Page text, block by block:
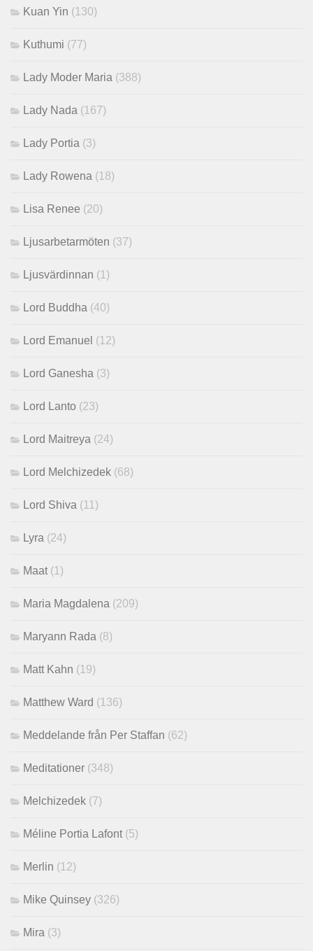
Kuan Yin (130)
Kuthumi (77)
Lady Moder Maria (388)
Lady Nada (167)
Lady Portia (3)
Lady Rowena (18)
Lisa Renee (20)
Ljusarbetarmöten (37)
Ljusvärdinnan (1)
Lord Buddha (40)
Lord Emanuel (12)
Lord Ganesha (3)
Lord Lanto (23)
Lord Maitreya (24)
Lord Melchizedek (68)
Lord Shiva (11)
Lyra (24)
Maat (1)
Maria Magdalena (209)
Maryann Rada (8)
Matt Kahn (19)
Matthew Ward (136)
Meddelande från Per Staffan (62)
Meditationer (348)
Melchizedek (7)
Méline Portia Lafont (5)
Merlin (12)
Mike Quinsey (326)
Mira (3)